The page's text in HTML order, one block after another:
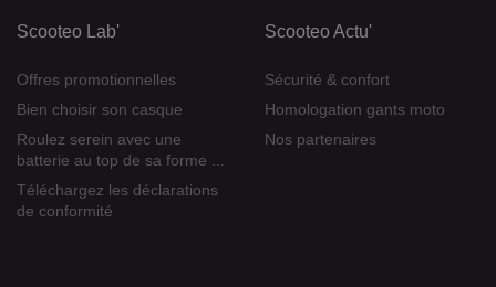
Scooteo Lab'
Offres promotionnelles
Bien choisir son casque
Roulez serein avec une
batterie au top de sa forme ...
Téléchargez les déclarations
de conformité
Scooteo Actu'
Sécurité & confort
Homologation gants moto
Nos partenaires